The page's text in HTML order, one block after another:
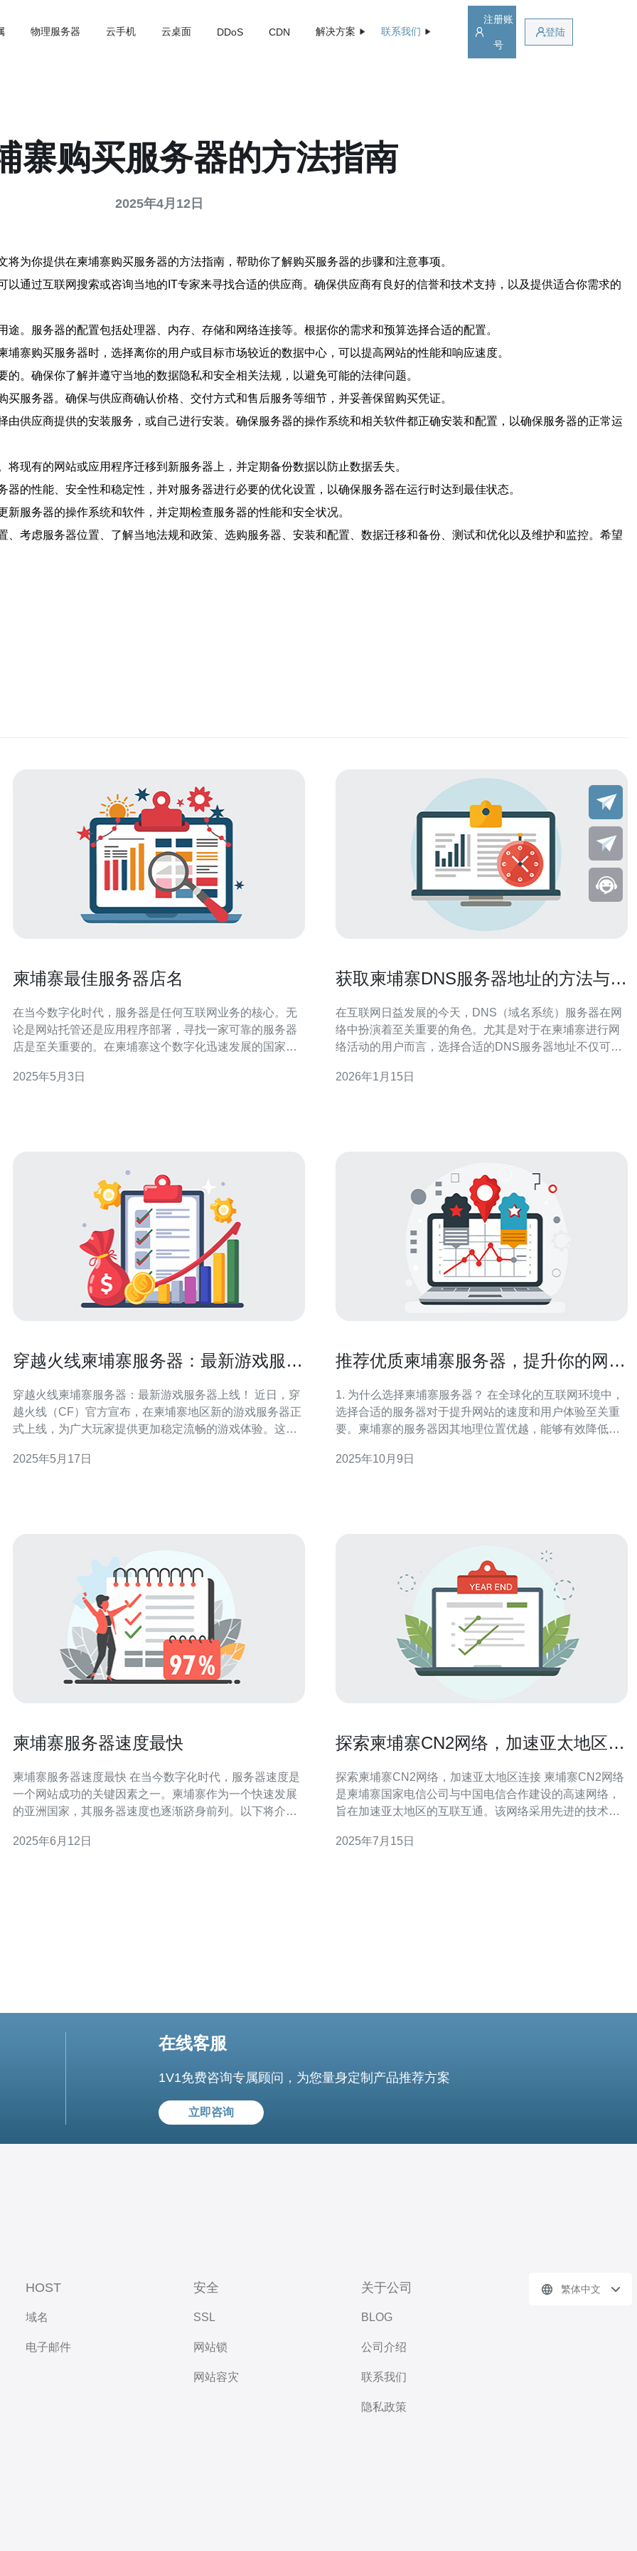
物理服务器 云手机 云桌面 DDoS CDN 解决方案 联系我们
注册账
号
登陆
寨购买服务器的方法指南
2025年4月12日
为你提供在柬埔寨购买服务器的方法指南，帮助你了解购买服务器的步骤和注意事项。
通过互联网搜索或咨询当地的IT专家来寻找合适的供应商。确保供应商有良好的信誉和技术支持，以及提供适合你需求的
。服务器的配置包括处理器、内存、存储和网络连接等。根据你的需求和预算选择合适的配置。
寨购买服务器时，选择离你的用户或目标市场较近的数据中心，可以提高网站的性能和响应速度。
。确保你了解并遵守当地的数据隐私和安全相关法规，以避免可能的法律问题。
服务器。确保与供应商确认价格、交付方式和售后服务等细节，并妥善保留购买凭证。
供应商提供的安装服务，或自己进行安装。确保服务器的操作系统和相关软件都正确安装和配置，以确保服务器的正常运
现有的网站或应用程序迁移到新服务器上，并定期备份数据以防止数据丢失。
的性能、安全性和稳定性，并对服务器进行必要的优化设置，以确保服务器在运行时达到最佳状态。
服务器的操作系统和软件，并定期检查服务器的性能和安全状况。
考虑服务器位置、了解当地法规和政策、选购服务器、安装和配置、数据迁移和备份、测试和优化以及维护和监控。希望
柬埔寨最佳服务器店名
在当今数字化时代，服务器是任何互联网业务的核心。无
论是网站托管还是应用程序部署，寻找一家可靠的服务器
店是至关重要的。在柬埔寨这个数字化迅速发展的国家，
店的名字，以帮助您在选择中做出明智的决策。 金碟科技
2025年5月3日
获取柬埔寨DNS服务器地址的方法与技
在互联网日益发展的今天，DNS（域名系统）服务器在网
络中扮演着至关重要的角色。尤其是对于在柬埔寨进行网
络活动的用户而言，选择合适的DNS服务器地址不仅可以
取柬埔寨DNS服务器地址的方法与技巧，帮助您在网络技
2026年1月15日
穿越火线柬埔寨服务器：最新游戏服务
穿越火线柬埔寨服务器：最新游戏服务器上线！ 近日，穿
越火线（CF）官方宣布，在柬埔寨地区新的游戏服务器正
式上线，为广大玩家提供更加稳定流畅的游戏体验。这一
的上线，将为玩家们带来更加流畅的游戏体验。相比之前
2025年5月17日
推荐优质柬埔寨服务器，提升你的网站
1. 为什么选择柬埔寨服务器？ 在全球化的互联网环境中，
选择合适的服务器对于提升网站的速度和用户体验至关重
要。柬埔寨的服务器因其地理位置优越，能够有效降低延
过选择柬埔寨服务器，不仅可以提高网站速度，还能改善
2025年10月9日
柬埔寨服务器速度最快
柬埔寨服务器速度最快 在当今数字化时代，服务器速度是
一个网站成功的关键因素之一。柬埔寨作为一个快速发展
的亚洲国家，其服务器速度也逐渐跻身前列。以下将介绍
心，其地理位置优越，使得服务器连接速度得以优化。不
2025年6月12日
探索柬埔寨CN2网络，加速亚太地区连
探索柬埔寨CN2网络，加速亚太地区连接 柬埔寨CN2网络
是柬埔寨国家电信公司与中国电信合作建设的高速网络，
旨在加速亚太地区的互联互通。该网络采用先进的技术和
地区经济的快速发展，网络连接的需求日益增长。柬埔寨
2025年7月15日
在线客服
1V1免费咨询专属顾问，为您量身定制产品推荐方案
立即咨询
HOST
域名
电子邮件
安全
SSL
网站锁
网站容灾
关于公司
BLOG
公司介绍
联系我们
隐私政策
繁体中文